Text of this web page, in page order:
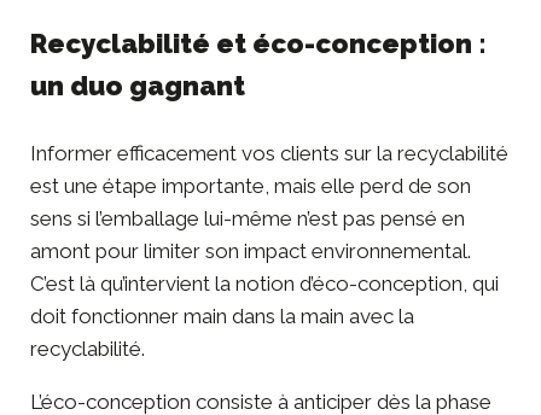
Recyclabilité et éco-conception :
un duo gagnant
Informer efficacement vos clients sur la recyclabilité
est une étape importante, mais elle perd de son
sens si l’emballage lui-même n’est pas pensé en
amont pour limiter son impact environnemental.
C’est là qu’intervient la notion d’éco-conception, qui
doit fonctionner main dans la main avec la
recyclabilité.
L’éco-conception consiste à anticiper dès la phase